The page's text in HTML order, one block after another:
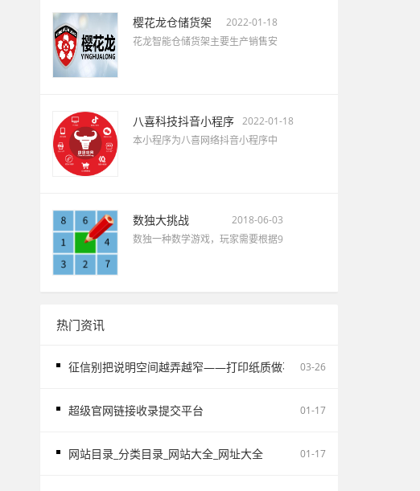
樱花龙仓储货架
2022-01-18
花龙智能仓储货架主要生产销售安
八喜科技抖音小程序 2022-01-18
本小程序为八喜网络抖音小程序中
数独大挑战
2018-06-03
数独一种数学游戏，玩家需要根据9
热门资讯
征信别把说明空间越弄越窄——打印纸质做不了报告无痕PS修改和如
03-26
超级官网链接收录提交平台 01-17
网站目录_分类目录_网站大全_网址大全 01-17